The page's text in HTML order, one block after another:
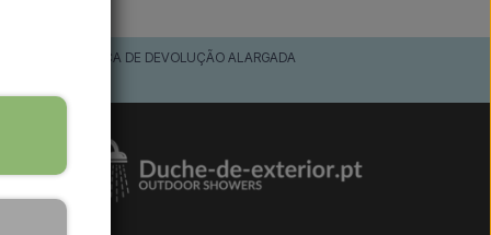
POLÍTICA DE DEVOLUÇÃO ALARGADA